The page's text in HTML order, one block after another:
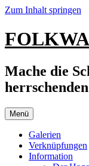
Zum Inhalt springen
Mache die
Menü
Galerien
Verknüpfungen
Information